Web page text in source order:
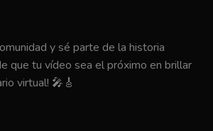
y sé parte de la historia
que tu vídeo sea el próximo en brillar
virtual! 🎤🎸